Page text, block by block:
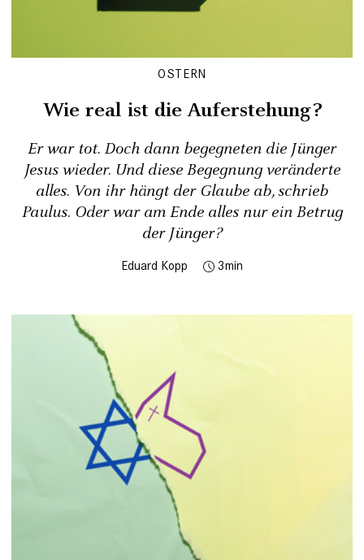
OSTERN
Wie real ist die Auferstehung?
Er war tot. Doch dann begegneten die Jünger
Jesus wieder. Und diese Begegnung veränderte
alles. Von ihr hängt der Glaube ab, schrieb
Paulus. Oder war am Ende alles nur ein Betrug
der Jünger?
Eduard Kopp 3